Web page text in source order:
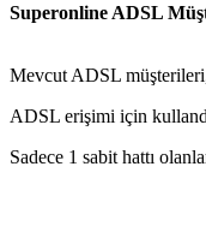
Superonline ADSL
Mevcut ADSL müşterileri,
ADSL erişimi için
Sadece 1 sabit hattı